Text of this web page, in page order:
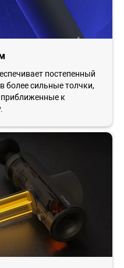
постепенный
более сильные толчки,
к